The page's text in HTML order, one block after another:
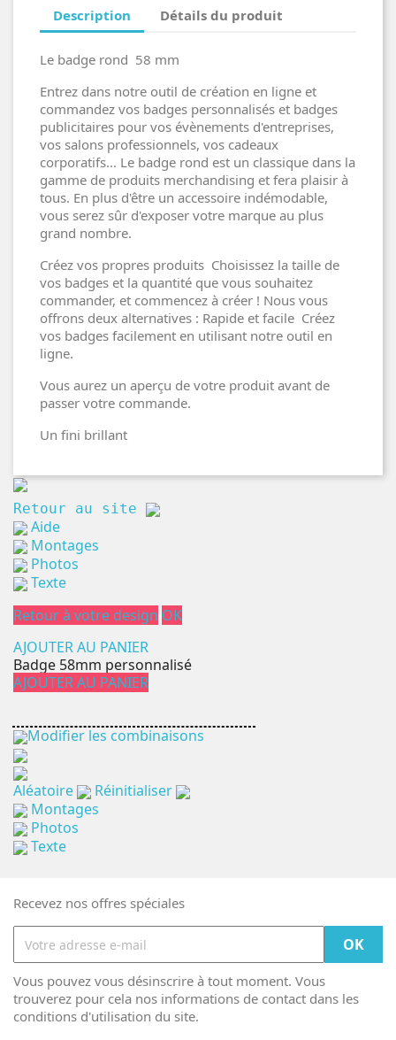
Description Détails du produit
Le badge rond 58 mm
Entrez dans notre outil de création en ligne et
commandez vos badges personnalisés et badges
publicitaires pour vos évènements d'entreprises,
vos salons professionnels, vos cadeaux
corporatifs... Le badge rond est un classique dans la
gamme de produits merchandising et fera plaisir à
tous. En plus d'être un accessoire indémodable,
vous serez sûr d'exposer votre marque au plus
grand nombre.
Créez vos propres produits Choisissez la taille de
vos badges et la quantité que vous souhaitez
commander, et commencez à créer ! Nous vous
offrons deux alternatives : Rapide et facile Créez
vos badges facilement en utilisant notre outil en
ligne.
Vous aurez un aperçu de votre produit avant de
passer votre commande.
Un fini brillant
Retour au site
Aide
Montages
Photos
Texte
Retour à votre design OK
AJOUTER AU PANIER
Badge 58mm personnalisé
AJOUTER AU PANIER
Modifier les combinaisons
Aléatoire
Réinitialiser
Montages
Photos
Texte
Recevez nos offres spéciales
Vous pouvez vous désinscrire à tout moment. Vous
trouverez pour cela nos informations de contact dans les
conditions d'utilisation du site.